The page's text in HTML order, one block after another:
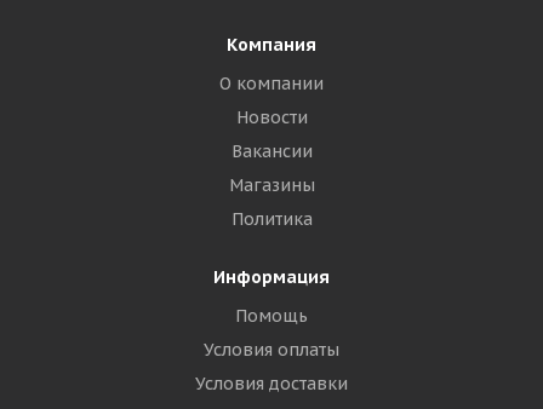
Компания
О компании
Новости
Вакансии
Магазины
Политика
Информация
Помощь
Условия оплаты
Условия доставки